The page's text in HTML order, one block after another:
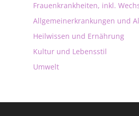
Frauenkrankheiten, inkl.
Allgemeinerkrankungen und
Heilwissen und Ernährung
Kultur und Lebensstil
Umwelt